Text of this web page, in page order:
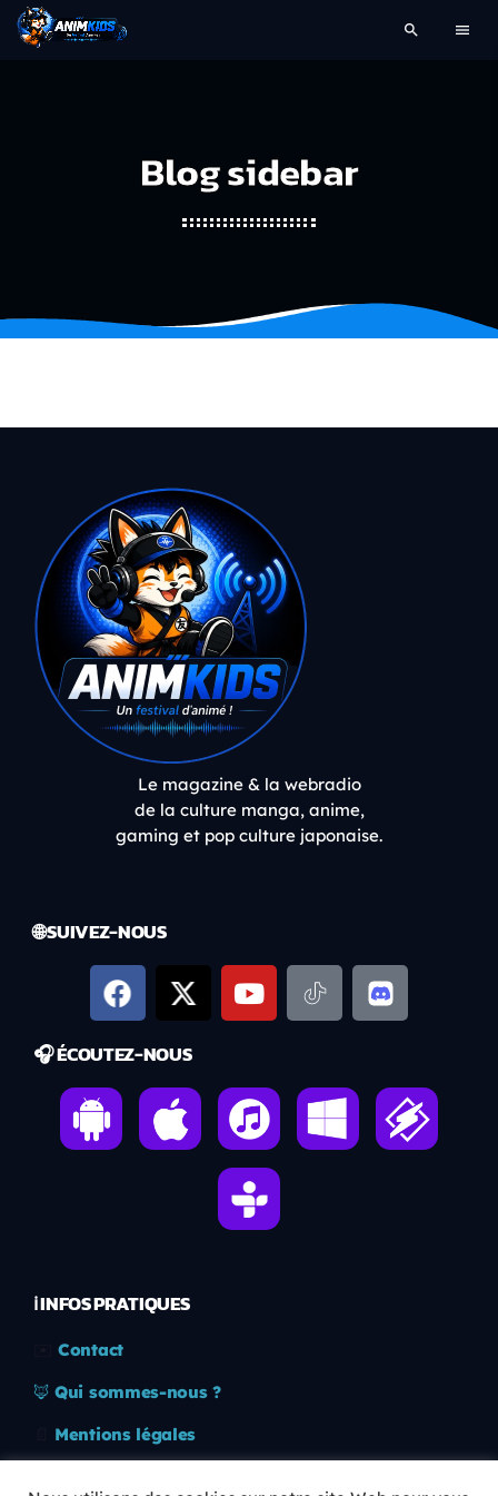
search menu
Blog sidebar
Le magazine & la webradio
de la culture manga, anime,
gaming et pop culture japonaise.
🌐 SUIVEZ-NOUS
🎧 ÉCOUTEZ-NOUS
ℹ️ INFOS PRATIQUES
Contact
🦊 Qui sommes-nous ?
Mentions légales